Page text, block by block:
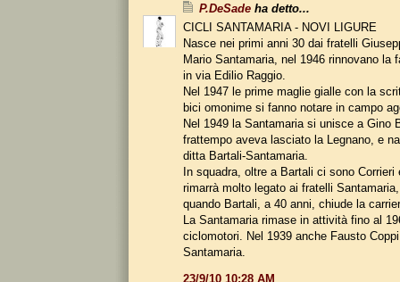
P.DeSade ha detto...
CICLI SANTAMARIA - NOVI LIGURE
Nasce nei primi anni 30 dai fratelli
Mario Santamaria, nel 1946 rinnovano la
in via Edilio Raggio.
Nel 1947 le prime maglie gialle con la
bici omonime si fanno notare in campo
Nel 1949 la Santamaria si unisce a Gino
frattempo aveva lasciato la Legnano, e
ditta Bartali-Santamaria.
In squadra, oltre a Bartali ci sono Corrieri
rimarrà molto legato ai fratelli
quando Bartali, a 40 anni, chiude la
La Santamaria rimase in attività fino al
ciclomotori. Nel 1939 anche Fausto
Santamaria.
23/9/10 10:28 AM